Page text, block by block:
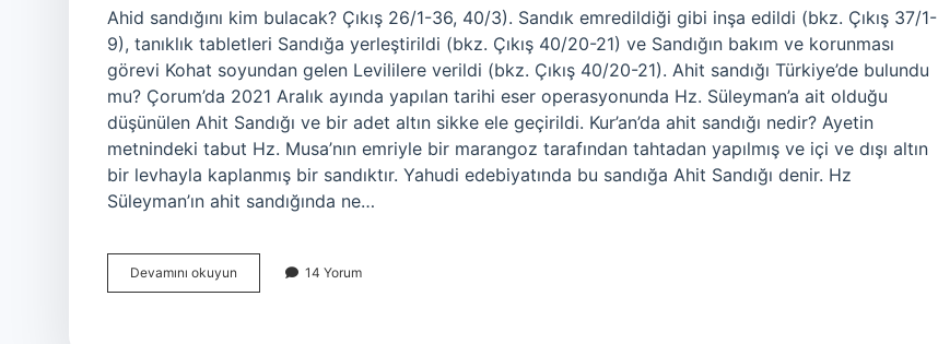
Ahid sandığını kim bulacak? Çıkış 26/1-36, 40/3). Sandık emredildiği gibi inşa edildi (bkz. Çıkış 37/1-
9), tanıklık tabletleri Sandığa yerleştirildi (bkz. Çıkış 40/20-21) ve Sandığın bakım ve korunması
görevi Kohat soyundan gelen Levililere verildi (bkz. Çıkış 40/20-21). Ahit sandığı Türkiye’de bulundu
mu? Çorum’da 2021 Aralık ayında yapılan tarihi eser operasyonunda Hz. Süleyman’a ait olduğu
düşünülen Ahit Sandığı ve bir adet altın sikke ele geçirildi. Kur’an’da ahit sandığı nedir? Ayetin
metnindeki tabut Hz. Musa’nın emriyle bir marangoz tarafından tahtadan yapılmış ve içi ve dışı altın
bir levhayla kaplanmış bir sandıktır. Yahudi edebiyatında bu sandığa Ahit Sandığı denir. Hz
Süleyman’ın ahit sandığında ne…
Devamını okuyun
Sandığını
14 Yorum